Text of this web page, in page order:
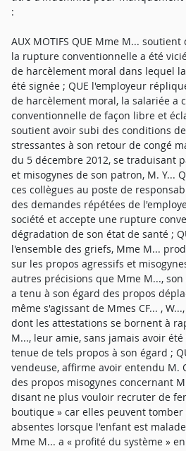
:
AUX MOTIFS QUE Mme M...
la rupture conventionnelle a été
de harcèlement moral dans lequel
été signée ; QUE l'employeur
de harcèlement moral, la salariée a
conventionnelle de façon libre et
soutient avoir subi des conditions
stressantes à son retour de congé
du 5 décembre 2012, se traduisant
et misogynes de son patron, M. Y...
ces collègues au poste de
des demandes répétées de
société et accepte une rupture
dégradation de son état de santé ;
l'ensemble des griefs, Mme M...
sur les propos agressifs et
autres précisions que Mme M...,
a tenu à son égard des propos
même s'agissant de Mmes CF... ,
dont les attestations se bornent à
M..., leur amie, sans jamais avoir
tenue de tels propos à son égard ;
vendeuse, affirme avoir entendu M.
des propos misogynes concernant
disant ne plus vouloir recruter de
boutique » car elles peuvent
absentes lorsque l'enfant est
Mme M... a « profité du système »